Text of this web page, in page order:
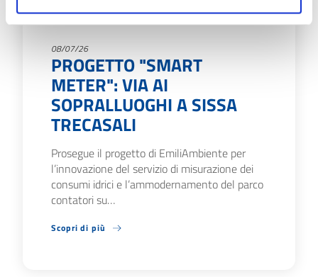
08/07/26
PROGETTO "SMART
METER": VIA AI
SOPRALLUOGHI A SISSA
TRECASALI
Prosegue il progetto di EmiliAmbiente per
l’innovazione del servizio di misurazione dei
consumi idrici e l’ammodernamento del parco
contatori su…
Scopri di più